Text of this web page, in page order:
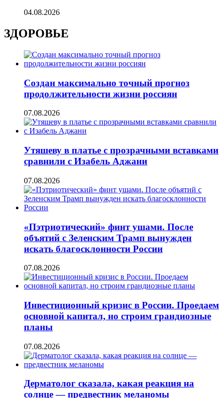
04.08.2026
ЗДОРОВЬЕ
Создан максимально точный прогноз
продолжительности жизни россиян
07.08.2026
Утяшеву в платье с прозрачными вставками
сравнили с Изабель Аджани
07.08.2026
«Пэтриотический» финт ушами. После
объятий с Зеленским Трамп вынужден
искать благосклонности России
07.08.2026
Инвестиционный кризис в России. Проедаем
основной капитал, но строим грандиозные
планы
07.08.2026
Дерматолог сказала, какая реакция на
солнце — предвестник меланомы